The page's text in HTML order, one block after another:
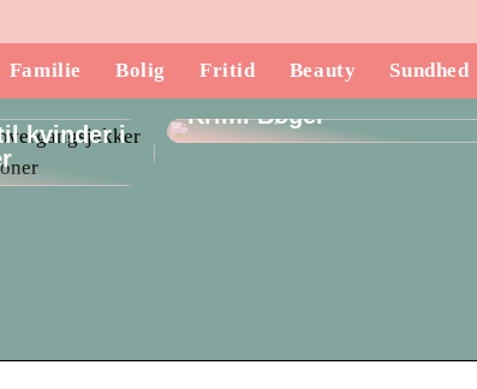
Familie Bolig Fritid Beauty Sundhed
kvinder i
Krimi Bøger